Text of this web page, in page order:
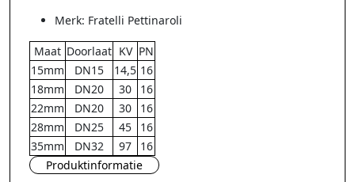
Merk: Fratelli Pettinaroli
Maat Doorlaat KV PN
15mm
DN15 14,5 16
18mm
DN20 30
16
22mm
DN20 30
16
28mm
DN25 45
16
35mm
DN32 97
16
Produktinformatie